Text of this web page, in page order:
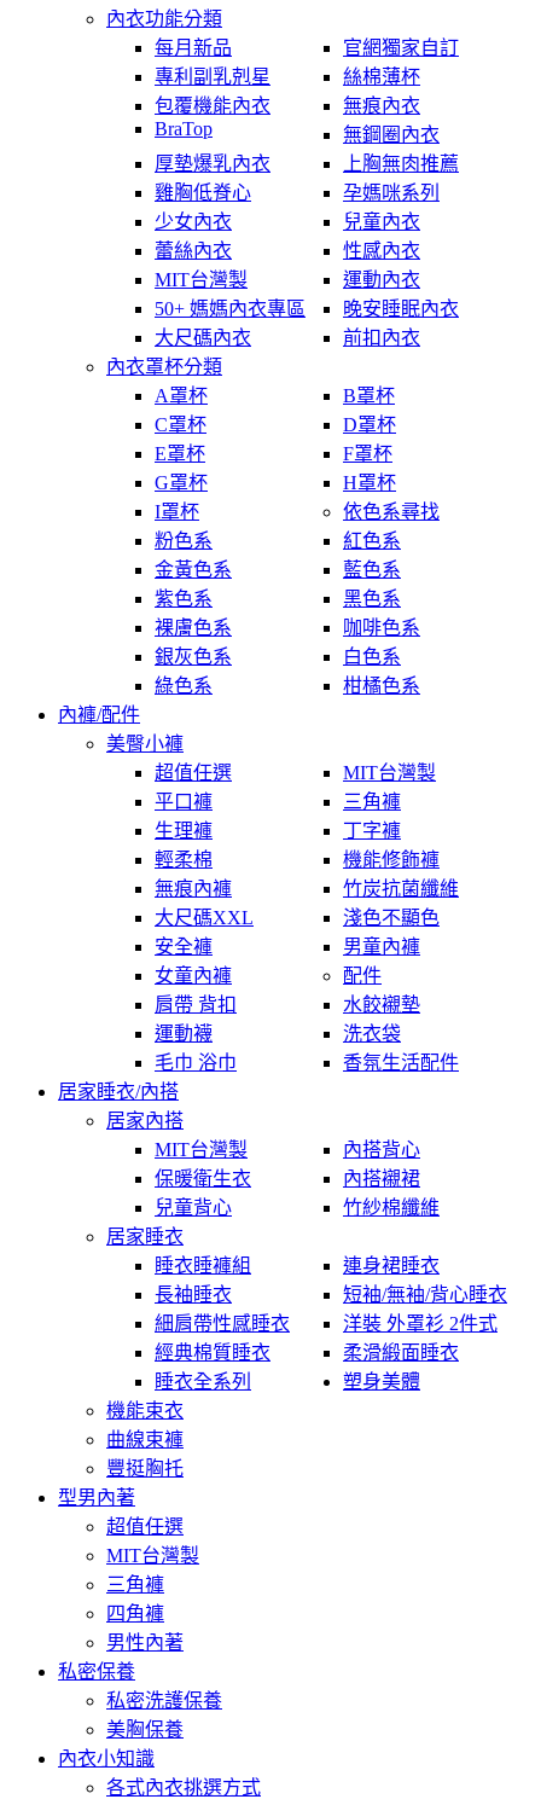
內衣功能分類
每月新品
官網獨家自訂
專利副乳剋星
絲棉薄杯
包覆機能內衣
無痕內衣
BraTop
無鋼圈內衣
厚墊爆乳內衣
上胸無肉推薦
雞胸低脊心
孕媽咪系列
少女內衣
兒童內衣
蕾絲內衣
性感內衣
MIT台灣製
運動內衣
50+ 媽媽內衣專區
晚安睡眠內衣
大尺碼內衣
前扣內衣
內衣罩杯分類
A罩杯
B罩杯
C罩杯
D罩杯
E罩杯
F罩杯
G罩杯
H罩杯
I罩杯
依色系尋找
粉色系
紅色系
金黃色系
藍色系
紫色系
黑色系
裸膚色系
咖啡色系
銀灰色系
白色系
綠色系
柑橘色系
內褲/配件
美臀小褲
超值任選
MIT台灣製
平口褲
三角褲
生理褲
丁字褲
輕柔棉
機能修飾褲
無痕內褲
竹炭抗菌纖維
大尺碼XXL
淺色不顯色
安全褲
男童內褲
女童內褲
配件
肩帶 背扣
水餃襯墊
運動襪
洗衣袋
毛巾 浴巾
香氛生活配件
居家睡衣/內搭
居家內搭
MIT台灣製
內搭背心
保暖衛生衣
內搭襯裙
兒童背心
竹紗棉纖維
居家睡衣
睡衣睡褲組
連身裙睡衣
長袖睡衣
短袖/無袖/背心睡衣
細肩帶性感睡衣
洋裝 外罩衫 2件式
經典棉質睡衣
柔滑緞面睡衣
睡衣全系列
塑身美體
機能束衣
曲線束褲
豐挺胸托
型男內著
超值任選
MIT台灣製
三角褲
四角褲
男性內著
私密保養
私密洗護保養
美胸保養
內衣小知識
各式內衣挑選方式